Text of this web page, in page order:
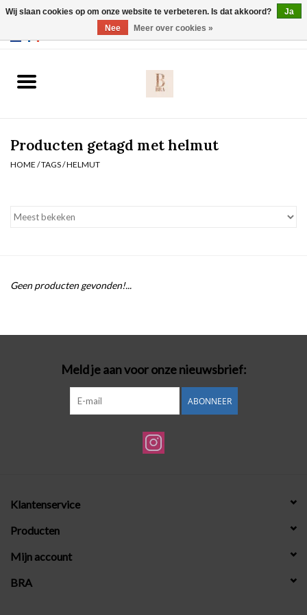
Slip
Nachtmode
Badmode
Lingerie-accessoires
Cadeaubonnen
Producten getagd met helmut
HOME /TAGS/HELMUT
Geen producten gevonden!...
Meld je aan voor onze nieuwsbrief:
ABONNEER
Klantenservice
Producten
Mijn account
BRA
Wij slaan cookies op om onze website te verbeteren. Is dat akkoord?
Ja
Nee
Meer over cookies »
Webshop werkt met EU maten. .